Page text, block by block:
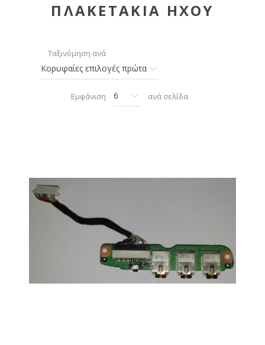
ΠΛΑΚΕΤΑΚΙΑ ΗΧΟΥ
Ταξινόμηση ανά
Εμφάνιση ανά σελίδα